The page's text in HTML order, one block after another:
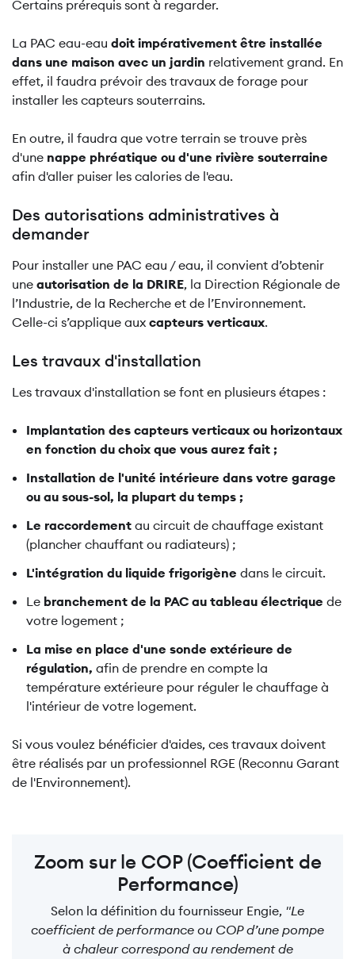
Certains prérequis sont à regarder.
La PAC eau-eau doit impérativement être installée
dans une maison avec un jardin relativement grand. En
effet, il faudra prévoir des travaux de forage pour
installer les capteurs souterrains.
En outre, il faudra que votre terrain se trouve près
d'une nappe phréatique ou d'une rivière souterraine
afin d'aller puiser les calories de l'eau.
Des autorisations administratives à
demander
Pour installer une PAC eau / eau, il convient d’obtenir
une autorisation de la DRIRE, la Direction Régionale de
l’Industrie, de la Recherche et de l’Environnement.
Celle-ci s’applique aux capteurs verticaux.
Les travaux d'installation
Les travaux d'installation se font en plusieurs étapes :
Implantation des capteurs verticaux ou horizontaux
en fonction du choix que vous aurez fait ;
Installation de l'unité intérieure dans votre garage
ou au sous-sol, la plupart du temps ;
Le raccordement au circuit de chauffage existant
(plancher chauffant ou radiateurs) ;
L'intégration du liquide frigorigène dans le circuit.
Le branchement de la PAC au tableau électrique de
votre logement ;
La mise en place d'une sonde extérieure de
régulation, afin de prendre en compte la
température extérieure pour réguler le chauffage à
l'intérieur de votre logement.
Si vous voulez bénéficier d'aides, ces travaux doivent
être réalisés par un professionnel RGE (Reconnu Garant
de l'Environnement).
Zoom sur le COP (Coefficient de
Performance)
Selon la définition du fournisseur Engie, "Le
coefficient de performance ou COP d’une pompe
à chaleur correspond au rendement de